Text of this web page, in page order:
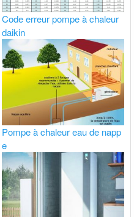
Code erreur pompe à chaleur
daikin
Pompe à chaleur eau de napp
e